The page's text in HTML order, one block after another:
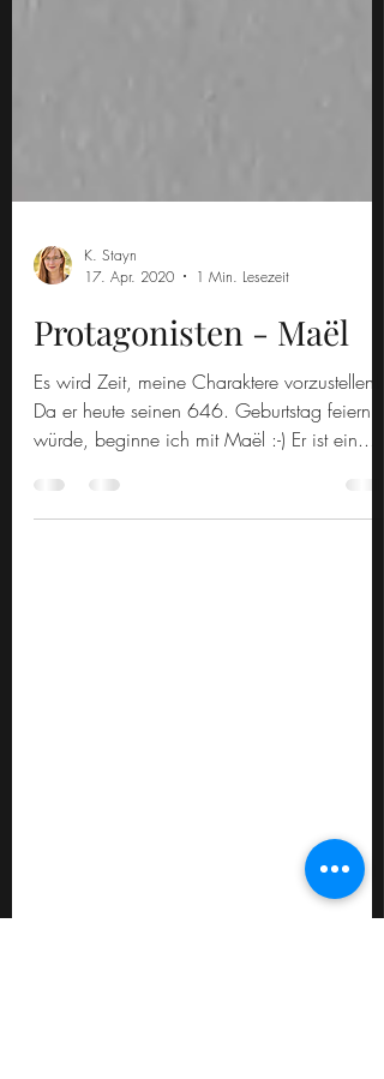
K. Stayn
17. Apr. 2020
1 Min. Lesezeit
Protagonisten - Maël
Es wird Zeit, meine Charaktere vorzustellen!